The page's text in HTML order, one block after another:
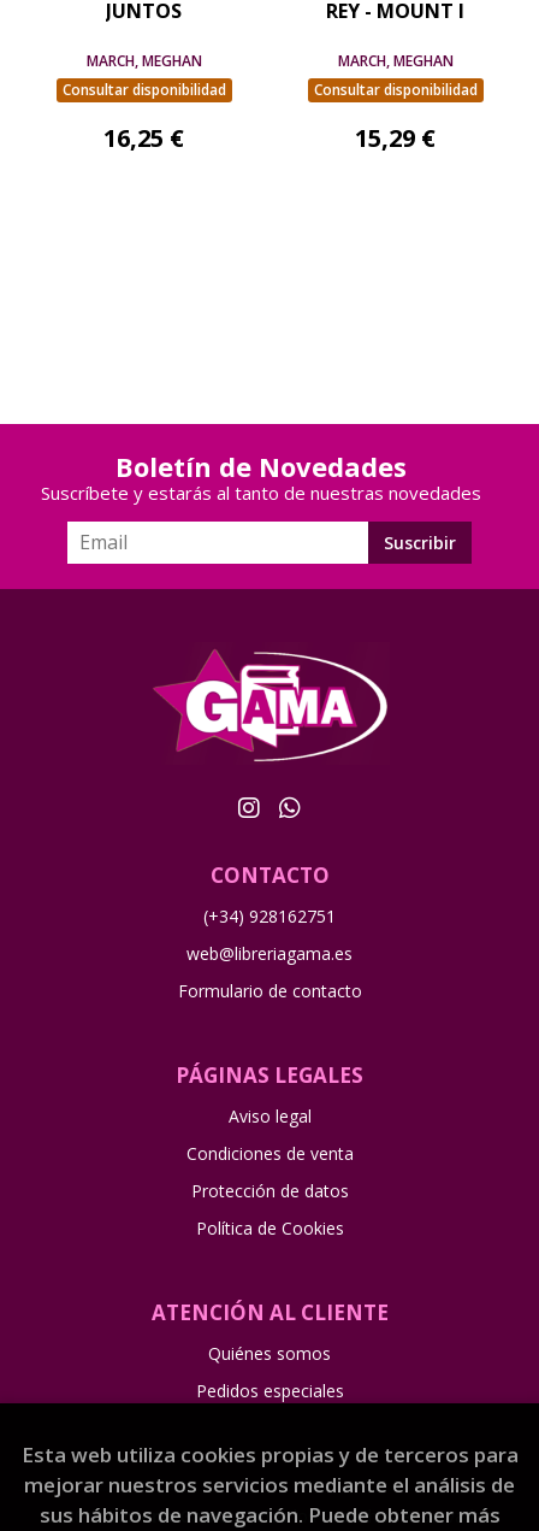
JUNTOS
MARCH, MEGHAN
Consultar disponibilidad
16,25 €
REY - MOUNT I
MARCH, MEGHAN
Consultar disponibilidad
15,29 €
Boletín de Novedades
Suscríbete y estarás al tanto de nuestras novedades
CONTACTO
(+34) 928162751
web@libreriagama.es
Formulario de contacto
PÁGINAS LEGALES
Aviso legal
Condiciones de venta
Protección de datos
Política de Cookies
ATENCIÓN AL CLIENTE
Quiénes somos
Pedidos especiales
2026 ©Librería Gama. Todos los Derechos Reservados
Esta web utiliza cookies propias y de terceros para
mejorar nuestros servicios mediante el análisis de
sus hábitos de navegación. Puede obtener más